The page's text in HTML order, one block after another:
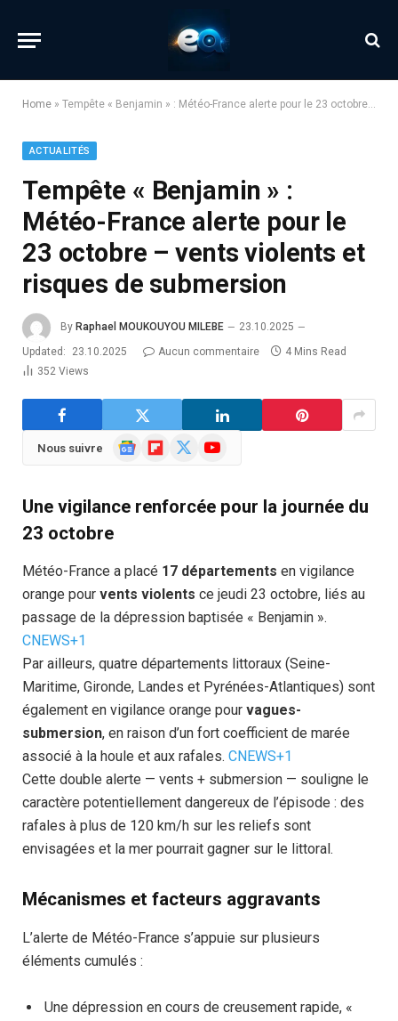
Home » Tempête « Benjamin » : Météo-France alerte pour le 23 octobre – vents violents et risques de submersion
ACTUALITÉS
Tempête « Benjamin » :
Météo-France alerte pour le
23 octobre – vents violents et
risques de submersion
By Raphael MOUKOUYOU MILEBE
23.10.2025
Updated:
23.10.2025 Aucun commentaire
4 Mins Read
352 Views
Nous suivre
GoogleFlipboard YouTube
Une vigilance renforcée pour la journée du
23 octobre
Météo-France a placé 17 départements en vigilance
orange pour vents violents ce jeudi 23 octobre, liés au
passage de la dépression baptisée « Benjamin ».
CNEWS+1
Par ailleurs, quatre départements littoraux (Seine-
Maritime, Gironde, Landes et Pyrénées-Atlantiques) sont
également en vigilance orange pour vagues-
submersion, en raison d’un fort coefficient de marée
associé à la houle et aux rafales. CNEWS+1
Cette double alerte — vents + submersion — souligne le
caractère potentiellement dangereux de l’épisode : des
rafales à plus de 120 km/h sur les reliefs sont
envisagées et la mer pourrait gagner sur le littoral.
Mécanismes et facteurs aggravants
L’alerte de Météo-France s’appuie sur plusieurs
éléments cumulés :
Une dépression en cours de creusement rapide, «